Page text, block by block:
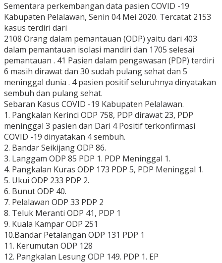
Sementara perkembangan data pasien COVID -19
Kabupaten Pelalawan, Senin 04 Mei 2020. Tercatat 2153
kasus terdiri dari
2108 Orang dalam pemantauan (ODP) yaitu dari 403
dalam pemantauan isolasi mandiri dan 1705 selesai
pemantauan . 41 Pasien dalam pengawasan (PDP) terdiri
6 masih dirawat dan 30 sudah pulang sehat dan 5
meninggal dunia . 4 pasien positif seluruhnya dinyatakan
sembuh dan pulang sehat.
Sebaran Kasus COVID -19 Kabupaten Pelalawan.
1. Pangkalan Kerinci ODP 758, PDP dirawat 23, PDP
meninggal 3 pasien dan Dari 4 Positif terkonfirmasi
COVID -19 dinyatakan 4 sembuh.
2. Bandar Seikijang ODP 86.
3. Langgam ODP 85 PDP 1. PDP Meninggal 1.
4. Pangkalan Kuras ODP 173 PDP 5, PDP Meninggal 1.
5. Ukui ODP 233 PDP 2.
6. Bunut ODP 40.
7. Pelalawan ODP 33 PDP 2
8. Teluk Meranti ODP 41, PDP 1
9. Kuala Kampar ODP 251
10.Bandar Petalangan ODP 131 PDP 1
11. Kerumutan ODP 128
12. Pangkalan Lesung ODP 149. PDP 1. EP